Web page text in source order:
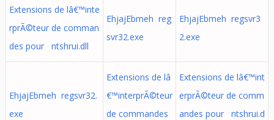
Extensions de lâ€™inte
rprÃ©teur de comman
des pour ntshrui.dll
EhjajEbmeh reg
svr32.exe
EhjajEbmeh regsvr3
2.exe
EhjajEbmeh regsvr32.
exe
Extensions de lâ
€™interprÃ©teur
de commandes
Extensions de lâ€™int
erprÃ©teur de comm
andes pour ntshrui.d